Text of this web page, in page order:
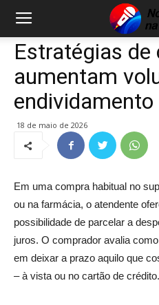
Estratégias de
aumentam
endividamento
18 de maio de 2026
Em uma compra habitual no
ou na farmácia, o atendente
possibilidade de parcelar a
juros. O comprador avalia
em deixar a prazo aquilo que
– à vista ou no cartão de crédito.